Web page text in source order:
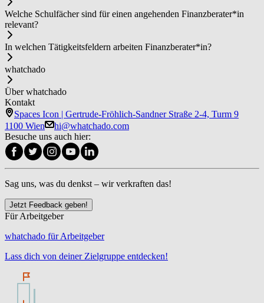
Welche Schulfächer sind für einen angehenden Fi­nanz­be­ra­ter*in
relevant?
In welchen Tätigkeitsfeldern arbeiten Fi­nanz­be­ra­ter*in?
whatchado
Über whatchado
Kontakt
Spaces Icon | Gertrude-Fröhlich-Sandner Straße 2-4, Turm 9
1100 Wien
hi@whatchado.com
Besuche uns auch hier:
Sag uns, was du denkst – wir verkraften das!
Jetzt Feedback geben!
Für Arbeitgeber
whatchado für Arbeitgeber
Lass dich von deiner Zielgruppe entdecken!